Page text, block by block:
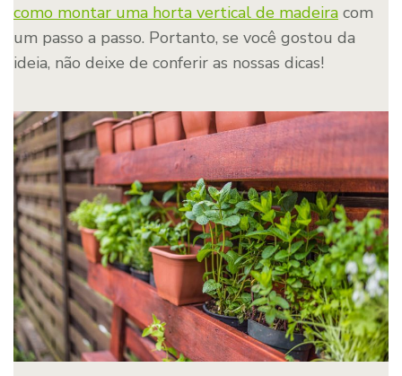
como montar uma horta vertical de madeira com
um passo a passo. Portanto, se você gostou da
ideia, não deixe de conferir as nossas dicas!